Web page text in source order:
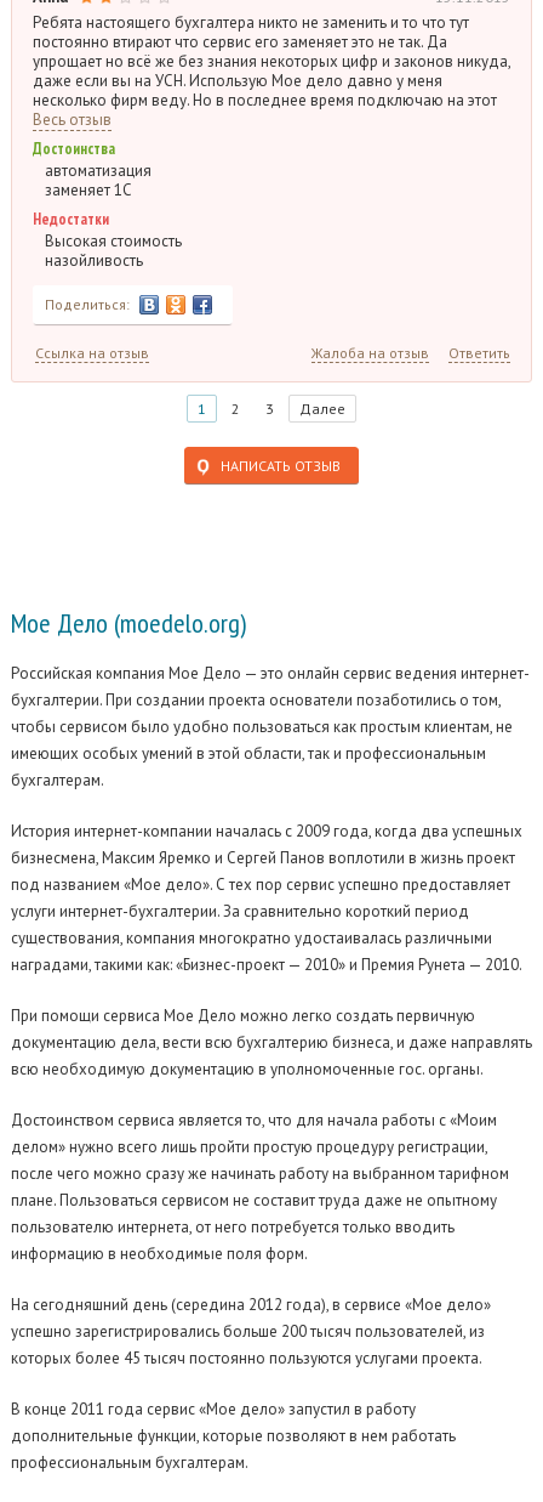
Ребята настоящего бухгалтера никто не заменить и то что тут
постоянно втирают что сервис его заменяет это не так. Да
упрощает но всё же без знания некоторых цифр и законов никуда,
даже если вы на УСН. Использую Мое дело давно у меня
несколько фирм веду. Но в последнее время подключаю на этот
Весь отзыв
Достоинства
автоматизация
заменяет 1С
Недостатки
Высокая стоимость
назойливость
Поделиться:
Ссылка на отзыв Жалоба на отзыв Ответить
1 2 3 Далее
НАПИСАТЬ ОТЗЫВ
Мое Дело (moedelo.org)
Российская компания Мое Дело — это онлайн сервис ведения интернет-
бухгалтерии.При создании проекта основатели позаботились о том,
чтобы сервисом было удобно пользоваться как простым клиентам, не
имеющих особых умений в этой области, так и профессиональным
бухгалтерам.
История интернет-компании началась с 2009 года, когда два успешных
бизнесмена, Максим Яремко и Сергей Панов воплотили в жизнь проект
под названием «Мое дело». С тех пор сервис успешно предоставляет
услуги интернет-бухгалтерии. За сравнительно короткий период
существования, компания многократно удостаивалась различными
наградами, такими как: «Бизнес-проект — 2010» и Премия Рунета — 2010.
При помощи сервиса Мое Дело можно легко создать первичную
документацию дела, вести всю бухгалтерию бизнеса, и даже направлять
всю необходимую документацию в уполномоченные гос. органы.
Достоинством сервиса является то, что для начала работы с «Моим
делом» нужно всего лишь пройти простую процедуру регистрации,
после чего можно сразу же начинать работу на выбранном тарифном
плане. Пользоваться сервисом не составит труда даже не опытному
пользователю интернета, от него потребуется только вводить
информацию в необходимые поля форм.
На сегодняшний день (середина 2012 года), в сервисе «Мое дело»
успешно зарегистрировались больше 200 тысяч пользователей, из
которых более 45 тысяч постоянно пользуются услугами проекта.
В конце 2011 года сервис «Мое дело» запустил в работу
дополнительные функции, которые позволяют в нем работать
профессиональным бухгалтерам.